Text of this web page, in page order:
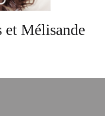
et Mélisande